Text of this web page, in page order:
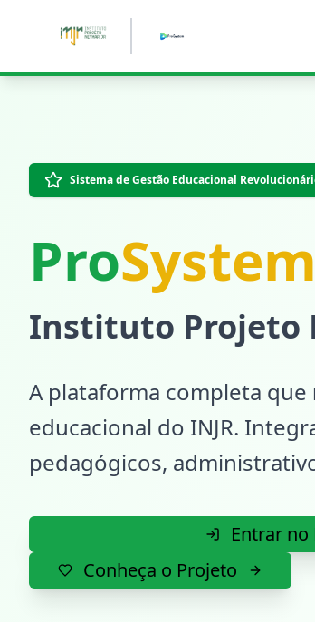
Pular para o conteúdo principal
Sistema de Gestão Educacional
ProSystem
Instituto Projeto
A plataforma completa que
educacional do INJR.
pedagógicos,
Entrar no
Conheça o Projeto